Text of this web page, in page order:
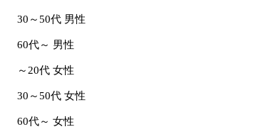
30～50代 男性
60代～ 男性
～20代 女性
30～50代 女性
60代～ 女性